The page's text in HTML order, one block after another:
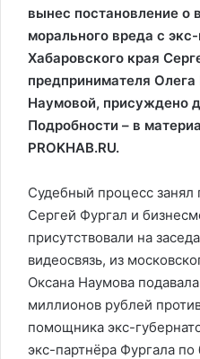
вынес постановление о
морального вреда с
Хабаровского края
предпринимателя
Наумовой, присуждено
Подробности – в
PROKHAB.RU.
Судебный процесс занял
Сергей Фургал и
присутствовали на
видеосвязь, из
Оксана Наумова
миллионов рублей
помощника экс-
экс-партнёра Фургала по